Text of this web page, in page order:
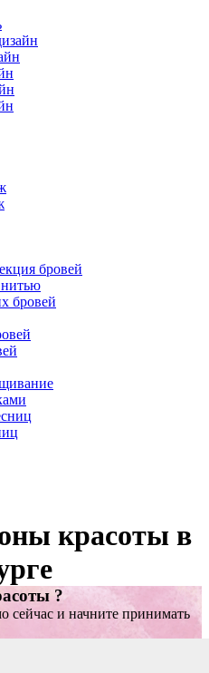
бровей
нитью
бровей
красоты в
?
сейчас и начните принимать